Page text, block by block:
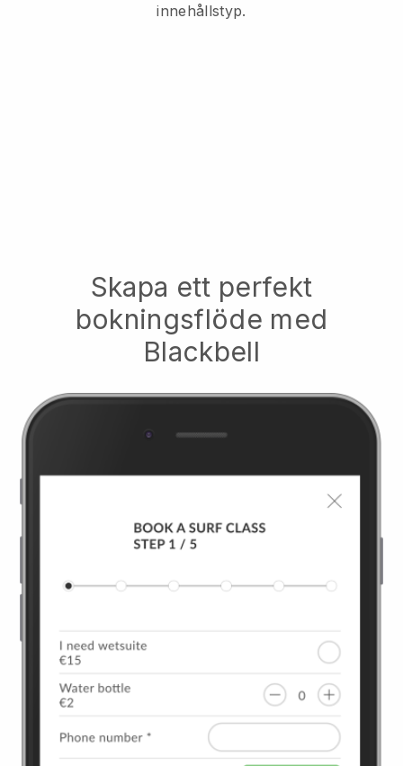
innehållstyp.
Skapa ett perfekt
bokningsflöde med
Blackbell